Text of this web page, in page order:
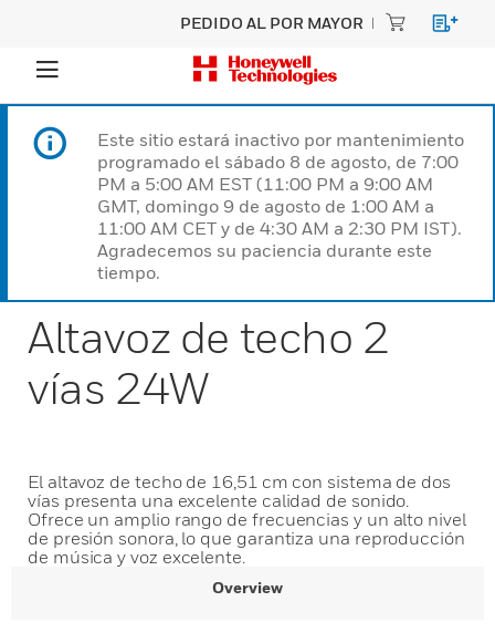
PEDIDO AL POR MAYOR
Este sitio estará inactivo por mantenimiento
programado el sábado 8 de agosto, de 7:00
PM a 5:00 AM EST (11:00 PM a 9:00 AM
GMT, domingo 9 de agosto de 1:00 AM a
11:00 AM CET y de 4:30 AM a 2:30 PM IST).
Agradecemos su paciencia durante este
tiempo.
Altavoz de techo 2
vías 24W
El altavoz de techo de 16,51 cm con sistema de dos
vías presenta una excelente calidad de sonido.
Ofrece un amplio rango de frecuencias y un alto nivel
de presión sonora, lo que garantiza una reproducción
de música y voz excelente.
Overview